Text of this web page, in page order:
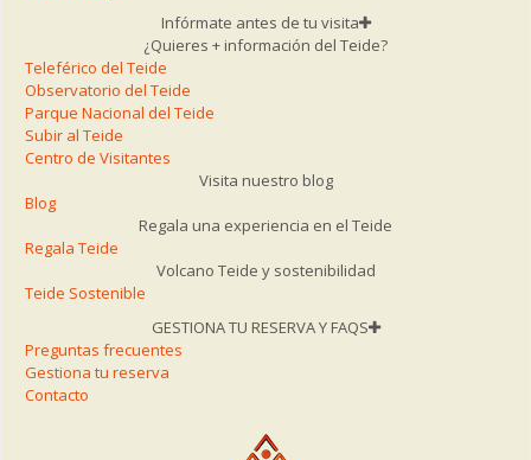
Infórmate antes de tu visita
¿Quieres + información del Teide?
Teleférico del Teide
Observatorio del Teide
Parque Nacional del Teide
Subir al Teide
Centro de Visitantes
Visita nuestro blog
Blog
Regala una experiencia en el Teide
Regala Teide
Volcano Teide y sostenibilidad
Teide Sostenible
GESTIONA TU RESERVA Y FAQS
Preguntas frecuentes
Gestiona tu reserva
Contacto